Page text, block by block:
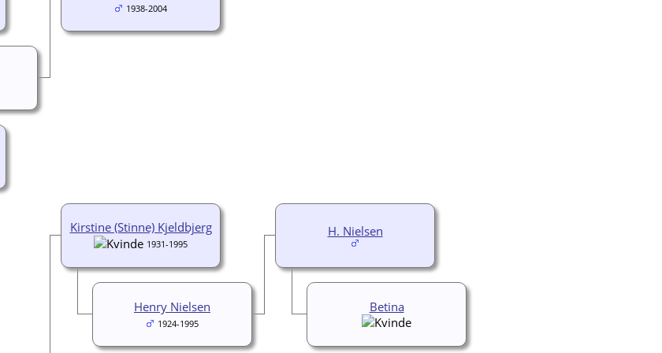
1938-2004
H. Nielsen
Betina
Kirstine (Stinne) Kjeldbjerg
1931-1995
Henry Nielsen
1924-1995